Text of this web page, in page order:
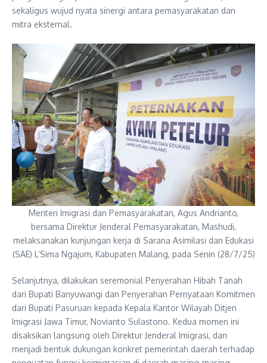
sekaligus wujud nyata sinergi antara pemasyarakatan dan
mitra eksternal.
Menteri Imigrasi dan Pemasyarakatan, Agus Andrianto,
bersama Direktur Jenderal Pemasyarakatan, Mashudi,
melaksanakan kunjungan kerja di Sarana Asimilasi dan Edukasi
(SAE) L’Sima Ngajum, Kabupaten Malang, pada Senin (28/7/25)
Selanjutnya, dilakukan seremonial Penyerahan Hibah Tanah
dari Bupati Banyuwangi dan Penyerahan Pernyataan Komitmen
dari Bupati Pasuruan kepada Kepala Kantor Wilayah Ditjen
Imigrasi Jawa Timur, Novianto Sulastono. Kedua momen ini
disaksikan langsung oleh Direktur Jenderal Imigrasi, dan
menjadi bentuk dukungan konkret pemerintah daerah terhadap